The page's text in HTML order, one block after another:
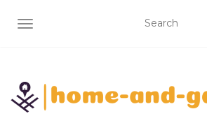
TOGGLE NAVIGATION